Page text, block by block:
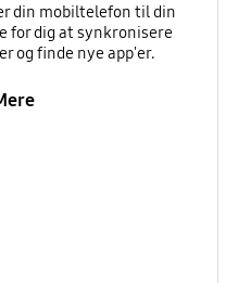
din mobiltelefon til din
for dig at synkronisere
og finde nye app'er.